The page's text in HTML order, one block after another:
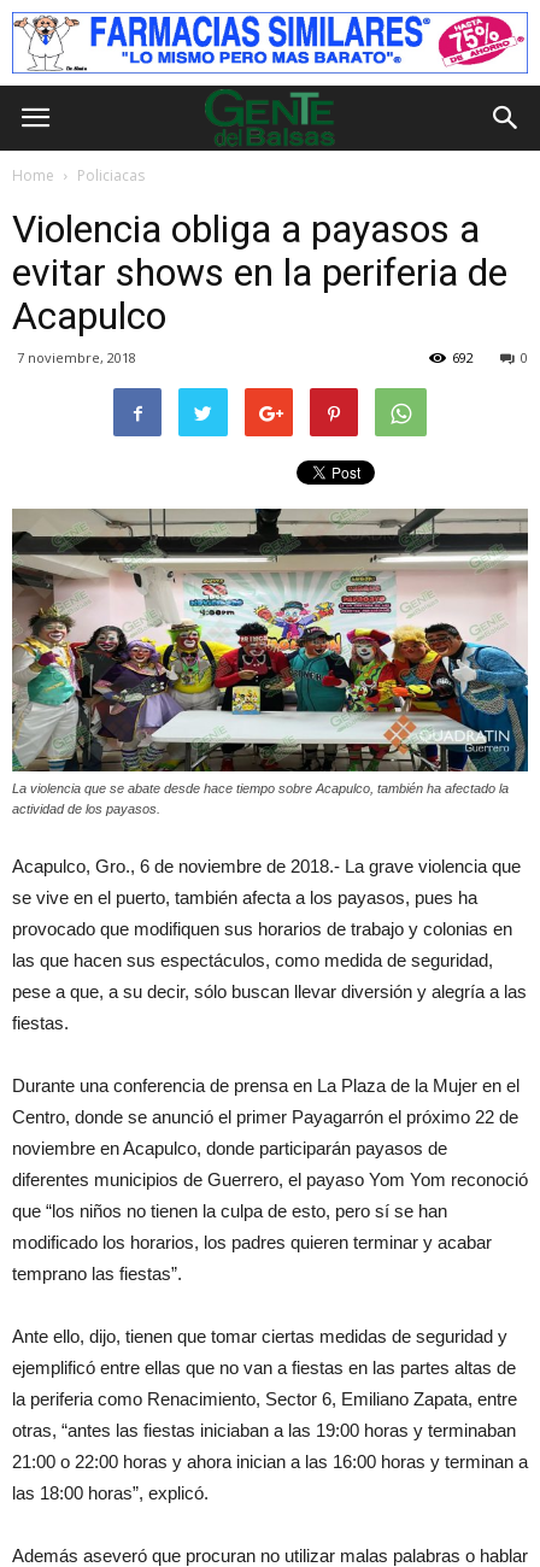
Home Policiacas
Violencia obliga a payasos a
evitar shows en la periferia de
Acapulco
7 noviembre, 2018 0
692
La violencia que se abate desde hace tiempo sobre Acapulco, también ha afectado la
actividad de los payasos.
Acapulco, Gro., 6 de noviembre de 2018.- La grave violencia que
se vive en el puerto, también afecta a los payasos, pues ha
provocado que modifiquen sus horarios de trabajo y colonias en
las que hacen sus espectáculos, como medida de seguridad,
pese a que, a su decir, sólo buscan llevar diversión y alegría a las
fiestas.
Durante una conferencia de prensa en La Plaza de la Mujer en el
Centro, donde se anunció el primer Payagarrón el próximo 22 de
noviembre en Acapulco, donde participarán payasos de
diferentes municipios de Guerrero, el payaso Yom Yom reconoció
que “los niños no tienen la culpa de esto, pero sí se han
modificado los horarios, los padres quieren terminar y acabar
temprano las fiestas”.
Ante ello, dijo, tienen que tomar ciertas medidas de seguridad y
ejemplificó entre ellas que no van a fiestas en las partes altas de
la periferia como Renacimiento, Sector 6, Emiliano Zapata, entre
otras, “antes las fiestas iniciaban a las 19:00 horas y terminaban
21:00 o 22:00 horas y ahora inician a las 16:00 horas y terminan a
las 18:00 horas”, explicó.
Además aseveró que procuran no utilizar malas palabras o hablar